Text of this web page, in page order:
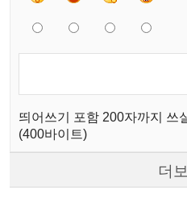
띄어쓰기 포함 200자까지 쓰
(400바이트)
더